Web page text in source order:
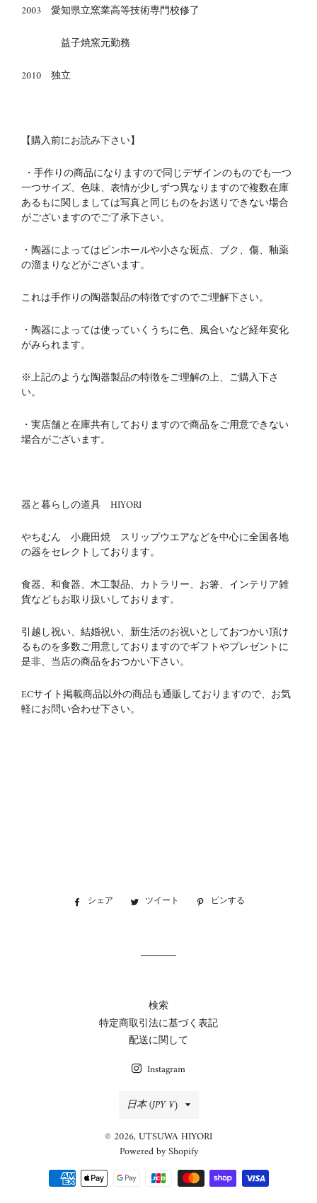
2003 愛知県立窯業高等技術専門校修了
益子焼窯元勤務
2010 独立
【購入前にお読み下さい】
・手作りの商品になりますので同じデザインのものでも一つ
一つサイズ、色味、表情が少しずつ異なりますので複数在庫
あるもに関しましては写真と同じものをお送りできない場合
がございますのでご了承下さい。
・陶器によってはピンホールや小さな斑点、ブク、傷、釉薬
の溜まりなどがございます。
これは手作りの陶器製品の特徴ですのでご理解下さい。
・陶器によっては使っていくうちに色、風合いなど経年変化
がみられます。
※上記のような陶器製品の特徴をご理解の上、ご購入下さ
い。
・実店舗と在庫共有しておりますので商品をご用意できない
場合がございます。
器と暮らしの道具 HIYORI
やちむん 小鹿田焼 スリップウエアなどを中心に全国各地
の器をセレクトしております。
食器、和食器、木工製品、カトラリー、お箸、インテリア雑
貨などもお取り扱いしております。
引越し祝い、結婚祝い、新生活のお祝いとしておつかい頂け
るものを多数ご用意しておりますのでギフトやプレゼントに
是非、当店の商品をおつかい下さい。
ECサイト掲載商品以外の商品も通販しておりますので、お気
軽にお問い合わせ下さい。
シェア
Facebookツイート
Twitter ピンする
検索
特定商取引法に基づく表記
配送に関して
Instagram
国/
地
域
日本 (JPY ¥)
© 2026, UTSUWA HIYORI
Powered by Shopify
決